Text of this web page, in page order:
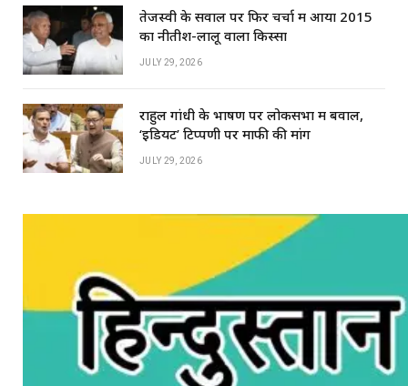
तेजस्वी के सवाल पर फिर चर्चा में आया 2015
का नीतीश-लालू वाला किस्सा
JULY 29, 2026
राहुल गांधी के भाषण पर लोकसभा में बवाल,
‘इडियट’ टिप्पणी पर माफी की मांग
JULY 29, 2026